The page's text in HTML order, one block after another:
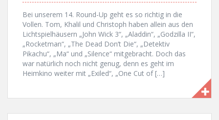
Bei unserem 14. Round-Up geht es so richtig in die
Vollen. Tom, Khalil und Christoph haben allein aus den
Lichtspielhäusern „John Wick 3“, „Aladdin“, „Godzilla II“,
„Rocketman“, „The Dead Don’t Die“, „Detektiv
Pikachu“, „Ma“ und „Silence“ mitgebracht. Doch das
war natürlich noch nicht genug, denn es geht im
Heimkino weiter mit „Exiled“, „One Cut of […]